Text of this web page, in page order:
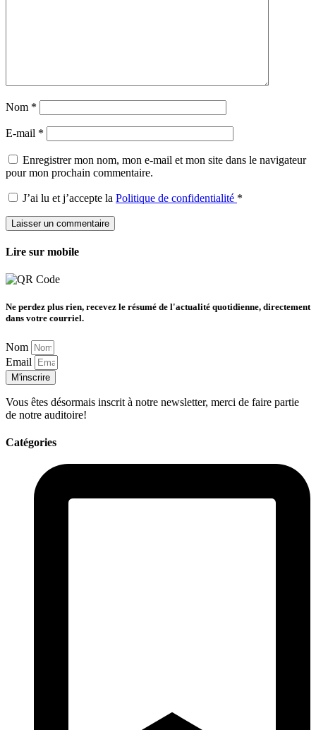
Nom *
E-mail *
Enregistrer mon nom, mon e-mail et mon site dans le navigateur
pour mon prochain commentaire.
J’ai lu et j’accepte la Politique de confidentialité *
Lire sur mobile
Ne perdez plus rien, recevez le résumé de l'actualité quotidienne, directement
dans votre courriel.
Nom
Email
M'inscrire
Vous êtes désormais inscrit à notre newsletter, merci de faire partie
de notre auditoire!
Catégories